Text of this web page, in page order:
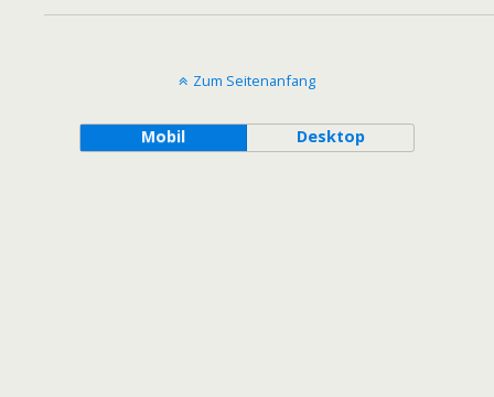
Zum Seitenanfang
Mobil Desktop